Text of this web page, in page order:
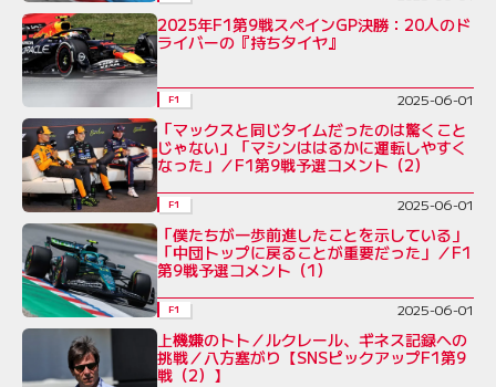
2025年F1第9戦スペインGP決勝：20人のド
ライバーの『持ちタイヤ』
F1 2025-06-01
「マックスと同じタイムだったのは驚くこと
じゃない」「マシンははるかに運転しやすく
なった」／F1第9戦予選コメント（2）
F1 2025-06-01
「僕たちが一歩前進したことを示している」
「中団トップに戻ることが重要だった」／F1
第9戦予選コメント（1）
F1 2025-06-01
上機嫌のトト／ルクレール、ギネス記録への
挑戦／八方塞がり【SNSピックアップF1第9
戦（2）】